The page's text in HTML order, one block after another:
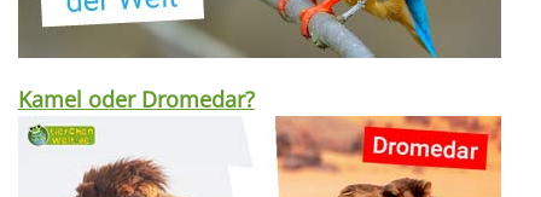
Kamel oder Dromedar?